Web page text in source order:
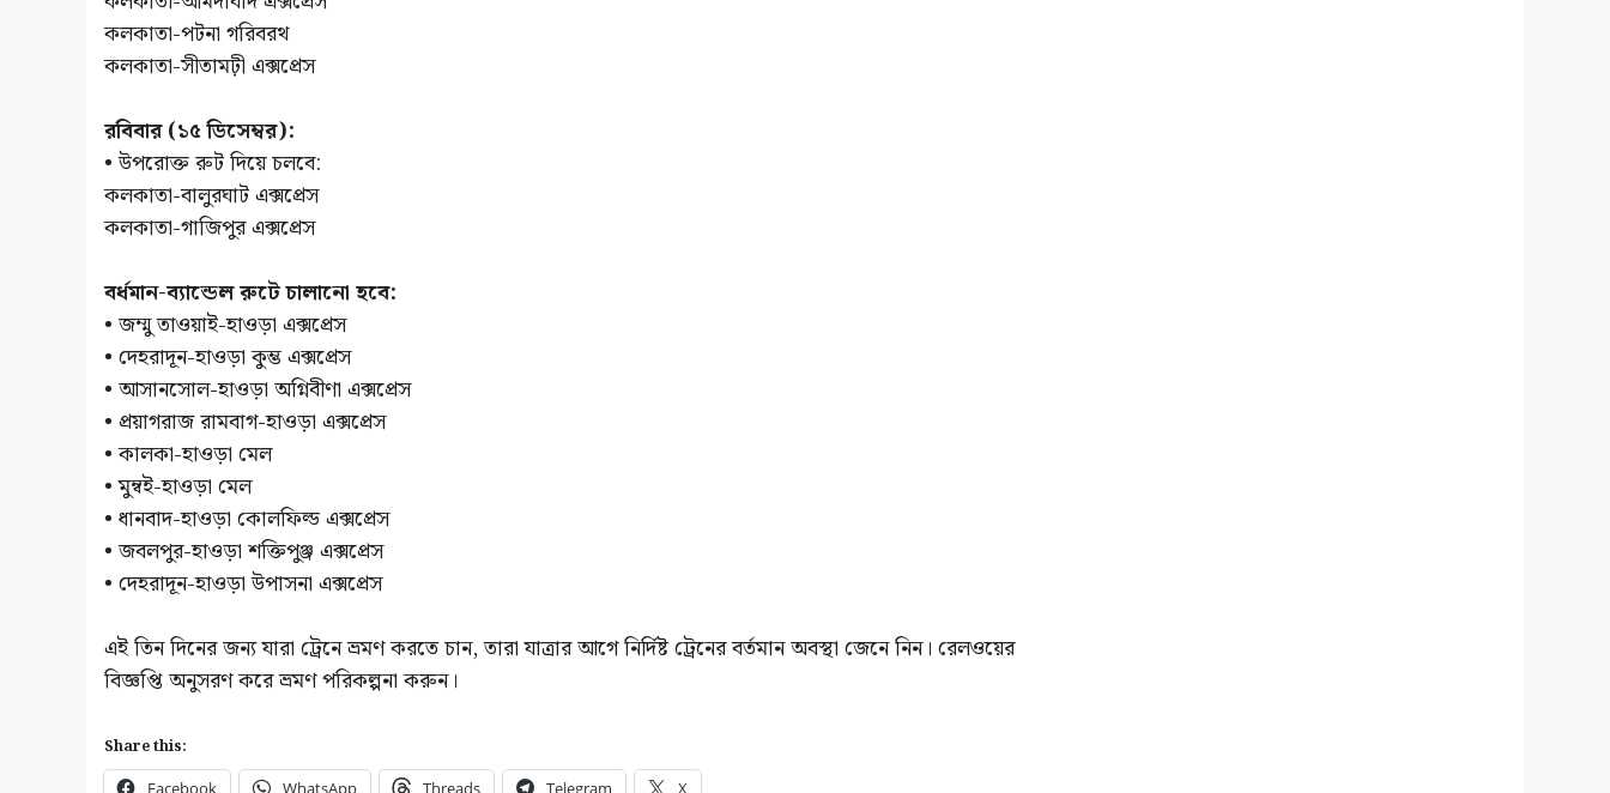
কলকাতা-পটনা গরিবরথ
কলকাতা-সীতামঢ়ী এক্সপ্রেস
রবিবার (১৫ ডিসেম্বর):
• উপরোক্ত রুট দিয়ে চলবে:
কলকাতা-বালুরঘাট এক্সপ্রেস
কলকাতা-গাজিপুর এক্সপ্রেস
বর্ধমান-ব্যান্ডেল রুটে চালানো হবে:
• জম্মু তাওয়াই-হাওড়া এক্সপ্রেস
• দেহরাদূন-হাওড়া কুম্ভ এক্সপ্রেস
• আসানসোল-হাওড়া অগ্নিবীণা এক্সপ্রেস
• প্রয়াগরাজ রামবাগ-হাওড়া এক্সপ্রেস
• কালকা-হাওড়া মেল
• মুম্বই-হাওড়া মেল
• ধানবাদ-হাওড়া কোলফিল্ড এক্সপ্রেস
• জবলপুর-হাওড়া শক্তিপুঞ্জ এক্সপ্রেস
• দেহরাদূন-হাওড়া উপাসনা এক্সপ্রেস
এই তিন দিনের জন্য যারা ট্রেনে ভ্রমণ করতে চান, তারা যাত্রার আগে নির্দিষ্ট ট্রেনের বর্তমান অবস্থা জেনে নিন। রেলওয়ের
বিজ্ঞপ্তি অনুসরণ করে ভ্রমণ পরিকল্পনা করুন।
Share this:
Facebook WhatsApp Threads Telegram X